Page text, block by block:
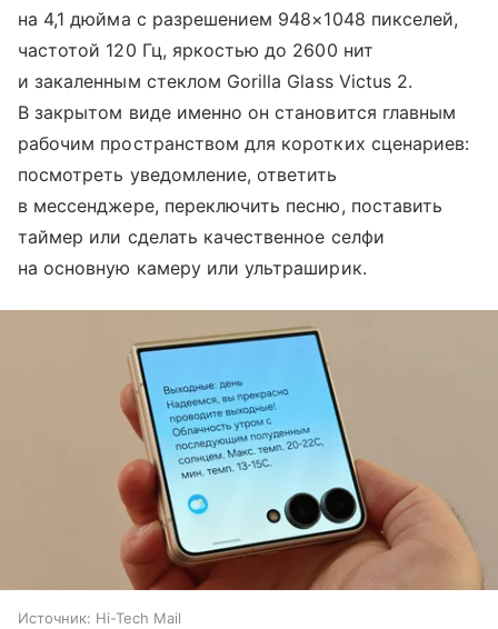
на 4,1 дюйма с разрешением 948×1048 пикселей,
частотой 120 Гц, яркостью до 2600 нит
и закаленным стеклом Gorilla Glass Victus 2.
В закрытом виде именно он становится главным
рабочим пространством для коротких сценариев:
посмотреть уведомление, ответить
в мессенджере, переключить песню, поставить
таймер или сделать качественное селфи
на основную камеру или ультраширик.
Источник: Hi-Tech Mail